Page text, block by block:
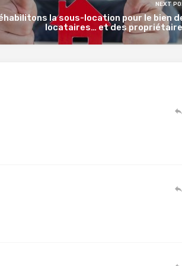
NEXT
la sous-location pour le bien
locataires… et des